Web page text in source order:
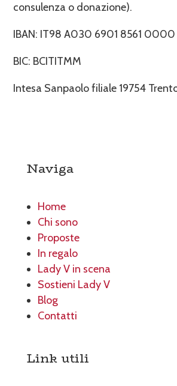
consulenza o donazione).
IBAN: IT98 A030 6901 8561
BIC: BCITITMM
Intesa Sanpaolo filiale 19754
Naviga
Home
Chi sono
Proposte
In regalo
Lady V in scena
Sostieni Lady V
Blog
Contatti
Link utili